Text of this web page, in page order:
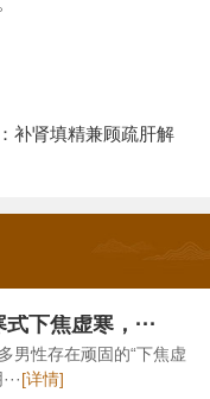
补肾填精兼顾疏肝解
下焦虚寒，···
男性存在顽固的“下焦虚
[详情]